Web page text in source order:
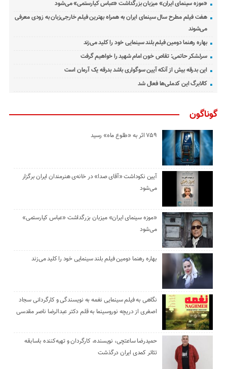
«موزه سینمای ایران» میزبان بزرگداشت «عباس کیارستمی» می‌شود
هفت فیلم مطرح سال سینمای ایران به همراه بهترین فیلم خارجی‌زبان به زودی معرفی
می‌شوند
بهاره رهنما دومین فیلم بلند سینمایی خود را کلید می‌زند
سرلشکر حاتمی: تقاص خون امام شهید را خواهیم گرفت
این بدرقه بیش از آنکه آیین سوگواری باشد بدرقه یک آرمان است
کالابرگ این کدملی‌ها فعال شد
گوناگون
۷۵۹ اثر به «طلوع ماه» رسید
آیین نکوداشت «آقای صدا» در خانه‌ی هنرمندان ایران برگزار
می‌شود
«موزه سینمای ایران» میزبان بزرگداشت «عباس کیارستمی»
می‌شود
بهاره رهنما دومین فیلم بلند سینمایی خود را کلید می‌زند
نگاهی به فیلم سینمایی نغمه به نویسندگی و کارگردانی سجاد
اصغری از دریچه نوروسینما به قلم دکتر عبدالرضا ناصر مقدسی
حمیدرضا ساعتچی، نویسنده، کارگردان و تهیه‌کننده باسابقه
تئاتر کمدی ایران درگذشت